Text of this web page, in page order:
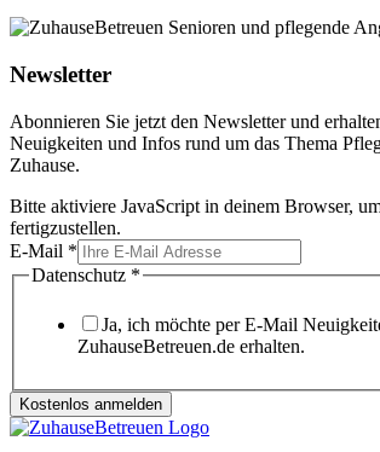
Newsletter
Abonnieren Sie jetzt den Newsletter und
Neuigkeiten und Infos rund um das Thema
Zuhause.
Bitte aktiviere JavaScript in deinem Browser,
fertigzustellen.
E-Mail *
Datenschutz *
Ja, ich möchte per E-Mail
ZuhauseBetreuen.de erhalten.
Kostenlos anmelden